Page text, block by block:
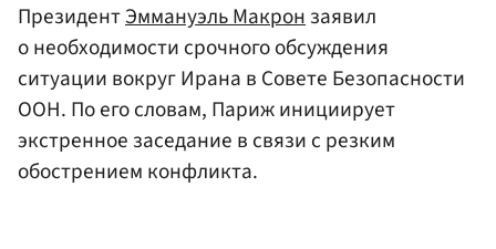
ПрезидентЭммануэль Макронзаявил
о необходимости срочного обсуждения
ситуации вокруг Ирана в Совете Безопасности
ООН. По его словам, Париж инициирует
экстренное заседание в связи с резким
обострением конфликта.